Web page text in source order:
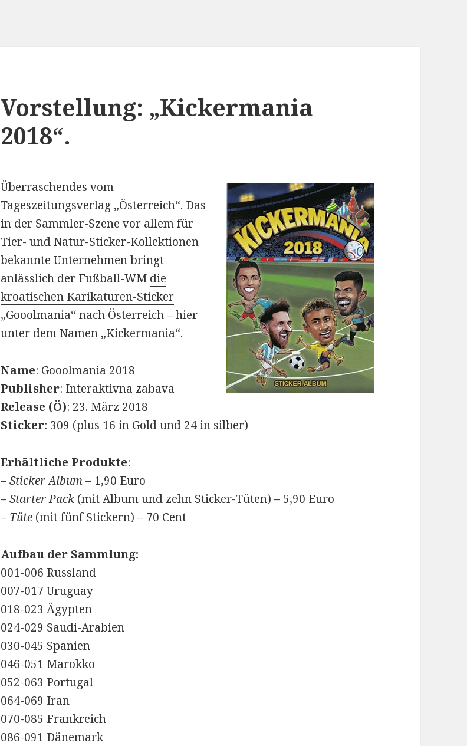
Vorstellung: „Kickermania
2018“.
Überraschendes vom
Tageszeitungsverlag „Österreich“. Das
in der Sammler-Szene vor allem für
Tier- und Natur-Sticker-Kollektionen
bekannte Unternehmen bringt
anlässlich der Fußball-WM die
kroatischen Karikaturen-Sticker
„Gooolmania“nach Österreich – hier
unter dem Namen „Kickermania“.
Name: Gooolmania 2018
Publisher: Interaktivna zabava
Release (Ö): 23. März 2018
Sticker: 309 (plus 16 in Gold und 24 in silber)
Erhältliche Produkte:
–Sticker Album– 1,90 Euro
–Starter Pack(mit Album und zehn Sticker-Tüten) – 5,90 Euro
– Tüte (mit fünf Stickern) – 70 Cent
Aufbau der Sammlung:
001-006 Russland
007-017 Uruguay
018-023 Ägypten
024-029 Saudi-Arabien
030-045 Spanien
046-051 Marokko
052-063 Portugal
064-069 Iran
070-085 Frankreich
086-091 Dänemark